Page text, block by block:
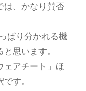
は、かなり賛否
ぱり分かれる機
思います。
ェアチート」ほ
す。